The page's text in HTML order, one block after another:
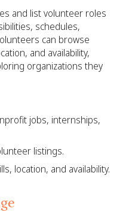
and list volunteer roles
schedules,
can browse
and availability,
organizations they
jobs, internships,
listings.
location, and availability.